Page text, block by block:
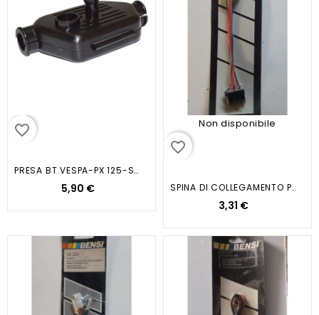
favorite_border
PRESA BT VESPA-PX 125-SUPER SPRINT
5,90 €
Non disponibile
favorite_border
SPINA DI COLLEGAMENTO PLANCE...
3,31 €